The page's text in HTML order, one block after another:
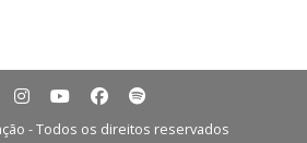
- Todos os direitos reservados